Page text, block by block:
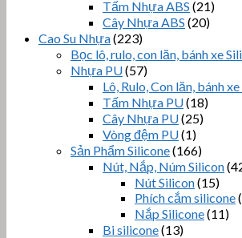
Tấm Nhựa ABS (21)
Cây Nhựa ABS (20)
Cao Su Nhựa(223)
Bọc lô, rulo, con lăn, bánh xe
Nhựa PU(57)
Lô, Rulo, Con lăn, bánh
Tấm Nhựa PU(18)
Cây Nhựa PU(25)
Vòng đệm PU(1)
Sản Phẩm Silicone(166)
Nút, Nắp, Núm Silicon
Nút Silicon(15)
Phích cắm silicone
Nắp Silicone(11)
Bi silicone(13)